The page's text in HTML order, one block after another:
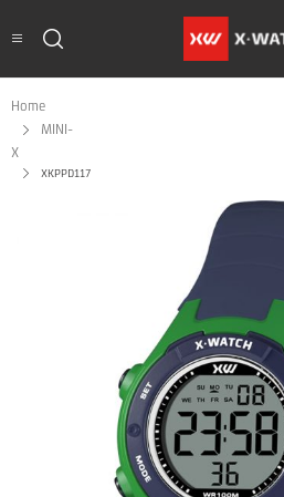
Home
MINI-
X
XKPPD117